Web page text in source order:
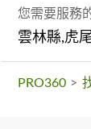
您需要服務
雲林縣,虎
PRO360 >